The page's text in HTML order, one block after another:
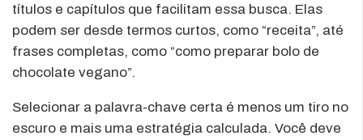
títulos e capítulos que facilitam essa busca. Elas
podem ser desde termos curtos, como “receita”, até
frases completas, como “como preparar bolo de
chocolate vegano”.
Selecionar a palavra-chave certa é menos um tiro no
escuro e mais uma estratégia calculada. Você deve